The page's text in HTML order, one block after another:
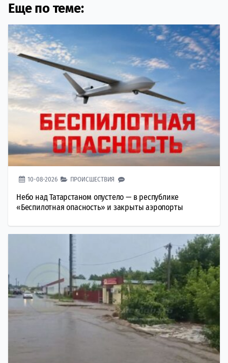
Еще по теме:
10-08-2026 ПРОИСШЕСТВИЯ
Небо над Татарстаном опустело — в республике
«Беспилотная опасность» и закрыты аэропорты